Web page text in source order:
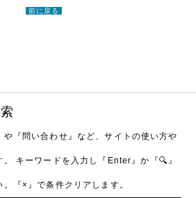
前に戻る
『問い合わせ』など、サイトの使い方や
。 キーワードを入力し『Enter』か『🔍』
『×』で条件クリアします。